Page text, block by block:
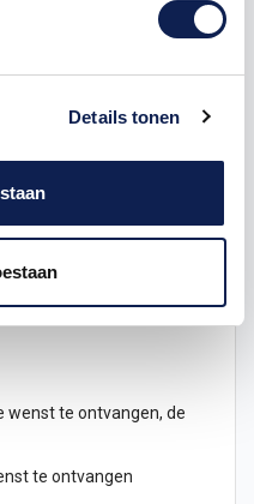
Details tonen
op een buitenkant
symbolen
symbolenstickers
worden
wenst te ontvangen, de
te ontvangen